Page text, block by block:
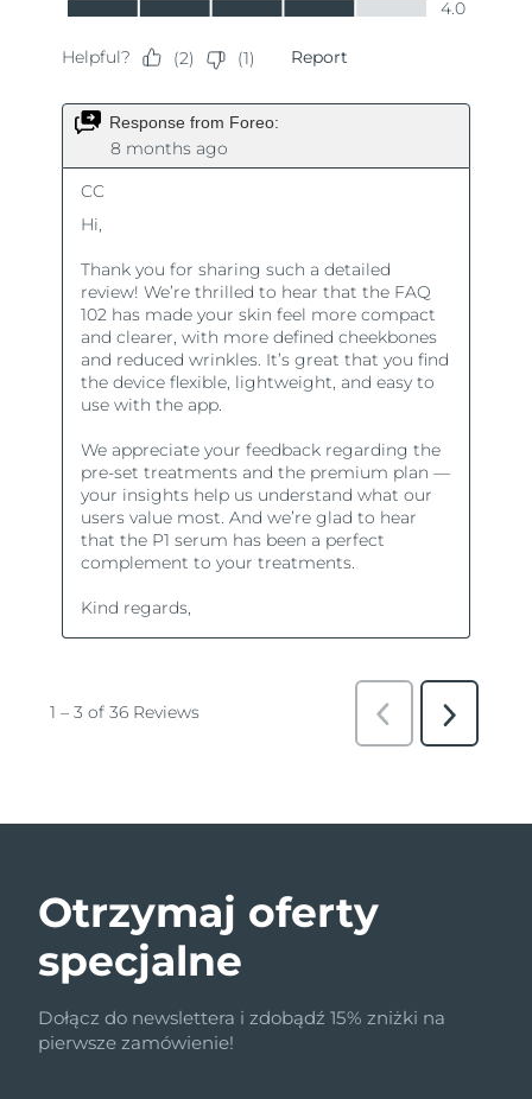
Otrzymaj oferty
specjalne
Dołącz do newslettera i zdobądź 15% zniżki na
pierwsze zamówienie!